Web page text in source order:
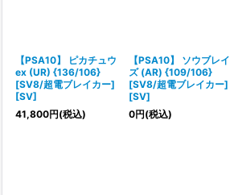
【PSA10】 ピカチュウ
ex (UR) {136/106}
[SV8/超電ブレイカー]
[SV]
41,800円(税込)
【PSA10】 ソウブレイ
ズ (AR) {109/106}
[SV8/超電ブレイカー]
[SV]
0円(税込)